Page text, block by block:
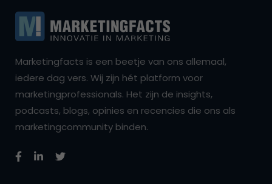
Marketingfacts is een beetje van ons allemaal,
iedere dag vers. Wij zijn hét platform voor
marketingprofessionals. Het zijn de insights,
podcasts, blogs, opinies en recencies die ons als
marketingcommunity binden.